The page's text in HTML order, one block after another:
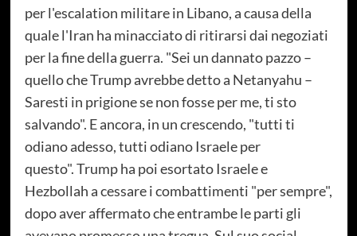
per l'escalation militare in Libano, a causa della
quale l'Iran ha minacciato di ritirarsi dai negoziati
per la fine della guerra. "Sei un dannato pazzo –
quello che Trump avrebbe detto a Netanyahu –
Saresti in prigione se non fosse per me, ti sto
salvando". E ancora, in un crescendo, "tutti ti
odiano adesso, tutti odiano Israele per
questo". Trump ha poi esortato Israele e
Hezbollah a cessare i combattimenti "per sempre",
dopo aver affermato che entrambe le parti gli